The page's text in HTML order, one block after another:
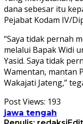
dana sebesar itu
Pejabat Kodam IV/
“Saya tidak pernah
melalui Bapak Widi
Yasid. Saya tidak
Wamentan, mantan
Wakajati Jateng,”
Post Views: 193
jawa tengah